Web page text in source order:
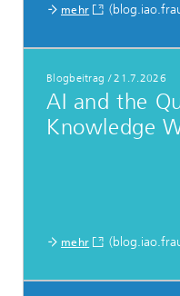
mehr
Blogbeitrag / 21.7.2026
AI and the
Knowledge
mehr